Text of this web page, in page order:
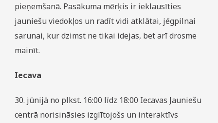
pieņemšanā. Pasākuma mērķis ir ieklausīties
jauniešu viedokļos un radīt vidi atklātai, jēgpilnai
sarunai, kur dzimst ne tikai idejas, bet arī drosme
mainīt.
Iecava
30. jūnijā no plkst. 16:00 līdz 18:00 Iecavas Jauniešu
centrā norisināsies izglītojošs un interaktīvs